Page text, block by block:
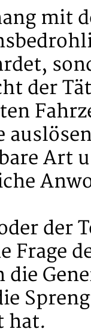
mit
der
Art
der
Frage
die
hat.